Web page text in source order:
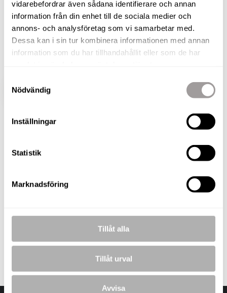
vidarebefordrar även sådana identifierare och annan
information från din enhet till de sociala medier och
annons- och analysföretag som vi samarbetar med.
Dessa kan i sin tur kombinera informationen med annan
information som du har tillhandahållit eller som de har
Nödvändig
Inställningar
Statistik
Marknadsföring
Tillåt alla
Tillåt urval
Avvisa
Ormesta. Bostaden erbjuder genomgående fina
materialval, parkering och förråd på framsidan
och en fin uteplats med trall och gräsmatta på
baksidan i ett lugnt och soligt läge!
VISA HELA BESKRIVNINGEN
Laddar bilder...